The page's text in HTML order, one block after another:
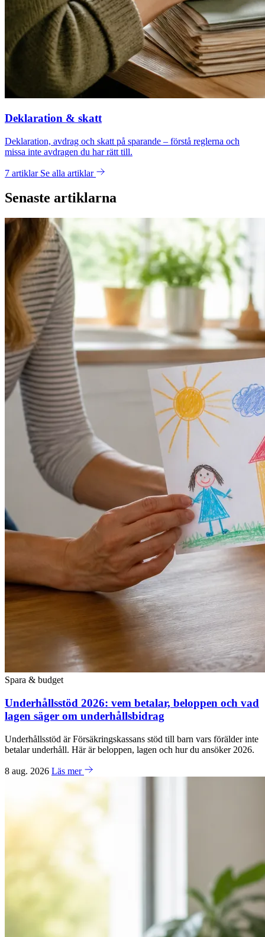
Deklaration & skatt
Deklaration, avdrag och skatt på sparande – förstå reglerna och
missa inte avdragen du har rätt till.
7 artiklar Se alla artiklar
Senaste artiklarna
Spara & budget
Underhållsstöd 2026: vem betalar, beloppen och vad
lagen säger om underhållsbidrag
Underhållsstöd är Försäkringskassans stöd till barn vars förälder inte
betalar underhåll. Här är beloppen, lagen och hur du ansöker 2026.
8 aug. 2026 Läs mer